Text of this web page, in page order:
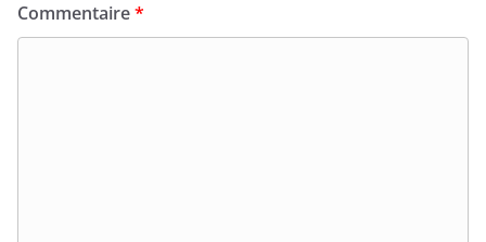
Commentaire*